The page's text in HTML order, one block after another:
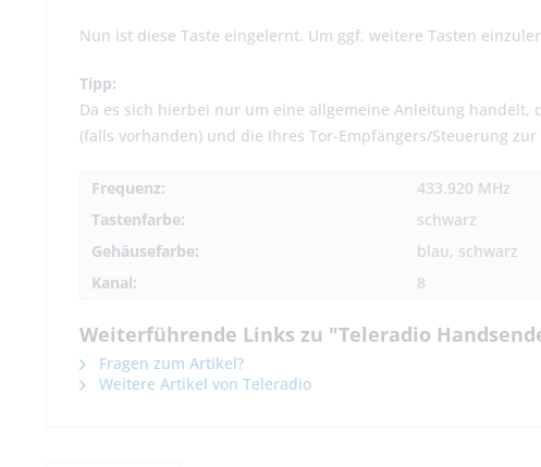
Nun ist diese Taste eingelernt. Um ggf. weitere Tasten
Tipp:
Da es sich hierbei nur um eine allgemeine Anleitung
(falls vorhanden) und die Ihres Tor-Empfängers/Steuerung zur
Frequenz:
433.920 MHz
Tastenfarbe:
schwarz
Gehäusefarbe:
blau, schwarz
Kanal:
8
Weiterführende Links zu "Teleradio
Fragen zum Artikel?
Weitere Artikel von Teleradio